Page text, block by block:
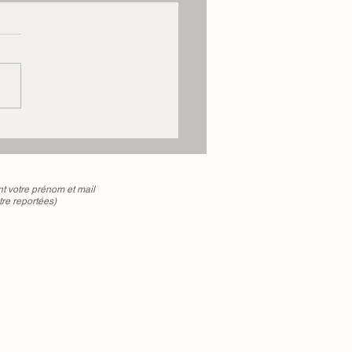
votre prénom et mail
reportées)